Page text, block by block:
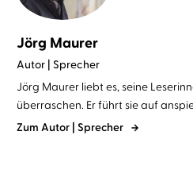
Jörg Maurer
Autor | Sprecher
Jörg Maurer liebt es, seine
überraschen. Er führt sie auf
Zum Autor | Sprecher